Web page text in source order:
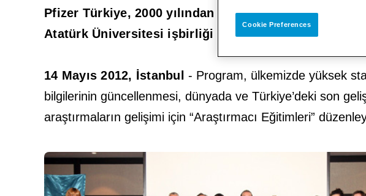
Pfizer Türkiye, 2000 yılından bu yana 3000’e yakın
Atatürk Üniversitesi işbirliği ve T.C. Sağlık Bakanlığı
14 Mayıs 2012, İstanbul
- Program, ülkemizde yüksek
bilgilerinin güncellenmesi, dünyada ve Türkiye’deki son
araştırmaların gelişimi için “Araştırmacı Eğitimleri”
Cookie Preferences